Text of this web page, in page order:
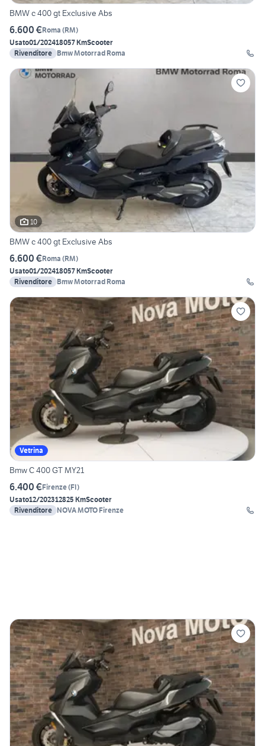
BMW c 400 gt Exclusive Abs
6.600 €Roma (RM)
Usato01/202418057 KmScooter
Rivenditore Bmw Motorrad Roma
10
BMW c 400 gt Exclusive Abs
6.600 €Roma (RM)
Usato01/202418057 KmScooter
Rivenditore Bmw Motorrad Roma
Vetrina
Bmw C 400 GT MY21
6.400 €Firenze(FI)
Usato12/202312825 KmScooter
Rivenditore NOVA MOTO Firenze